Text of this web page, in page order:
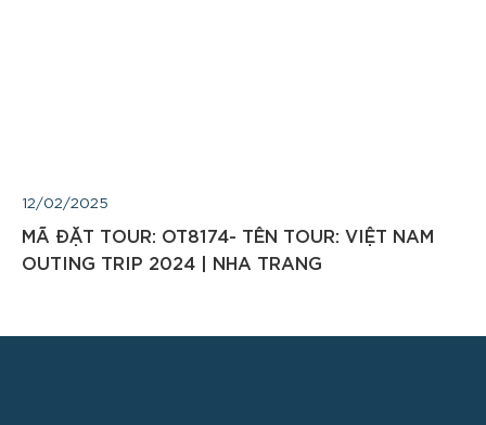
12/02/2025
MÃ ĐẶT TOUR: OT8174- TÊN TOUR: VIỆT NAM
OUTING TRIP 2024 | NHA TRANG